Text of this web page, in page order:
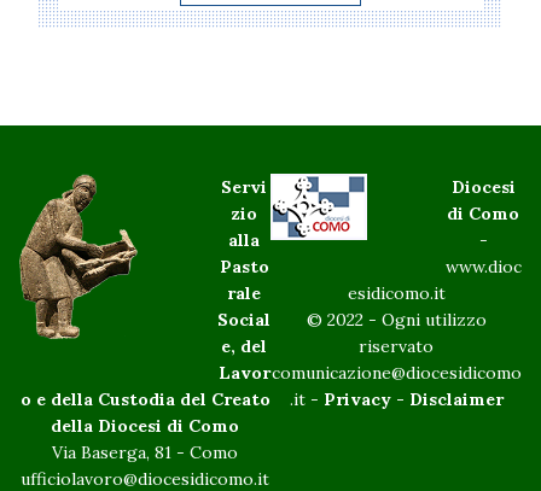
Servi
zio
alla
Pasto
rale
Social
e, del
Lavor
o e della Custodia del Creato
della Diocesi di Como
Via Baserga, 81 - Como
ufficiolavoro@diocesidicomo.it
Diocesi
di Como
-
www.dioc
esidicomo.it
© 2022 - Ogni utilizzo
riservato
comunicazione@diocesidicomo
.it - Privacy- Disclaimer